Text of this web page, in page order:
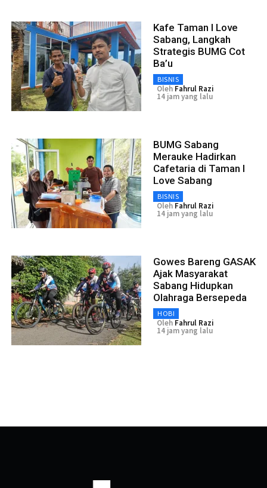
Kafe Taman I Love
Sabang, Langkah
Strategis BUMG Cot
Ba’u
BISNIS
Oleh Fahrul Razi
14 jam yang lalu
BUMG Sabang
Merauke Hadirkan
Cafetaria di Taman I
Love Sabang
BISNIS
Oleh Fahrul Razi
14 jam yang lalu
Gowes Bareng GASAK
Ajak Masyarakat
Sabang Hidupkan
Olahraga Bersepeda
HOBI
Oleh Fahrul Razi
14 jam yang lalu